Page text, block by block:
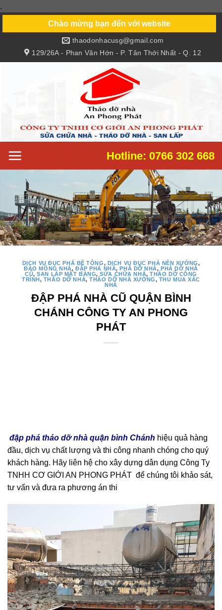
.
content
Chào mừng bạn đến với website
129/26A - Phan Văn Hớn - P. Tân Thới Nhất - Q. 12
thaodonhacusg@gmail.com
Hotline: 0766 302 668
DỊCH VỤ ĐỤC PHÁ BÊ TÔNG DỊCH VỤ ĐỤC PHÁ NỀN XƯỞNG
ĐÀO MÓNG NHÀ
,ĐẬP PHÁ NHÀ ,PHÁ DỠ NHÀ ,PHÁ DỠ NHÀ
CŨ ,SAN LẤP MẶT BẰNG ,SỬA CHỮA NHÀ ,THÁO DỠ CÔNG
TRÌNH
THÁO DỠ NHÀ ,THÁO DỠ NHÀ XƯỞNG
THU MUA XÁC
NHÀ
ĐẬP PHÁ NHÀ CŨ QUẬN BÌNH
CHÁNH CÔNG TY AN PHONG
PHÁT
đập phá tháo dỡ nhà quận bình Chánh hiệu quả hàng
đầu, dịch vụ chất lượng và thi công nhanh chóng cho quý
khách hàng. Hãy liên hệ cho xây dựng dân dụng Công Ty
TNHH CƠ GIỚI AN PHONG PHÁT để chúng tôi khảo sát,
tư vấn và đưa ra phương án thi